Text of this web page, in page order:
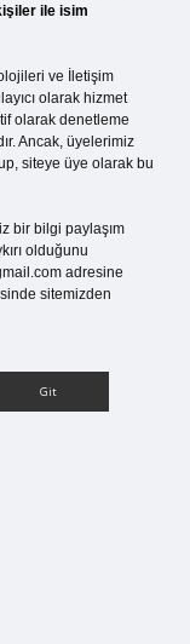
ile isim
ve İletişim
olarak hizmet
olarak denetleme
Ancak, üyelerimiz
siteye üye olarak bu
bir bilgi paylaşım
olduğunu
adresine
sitemizden